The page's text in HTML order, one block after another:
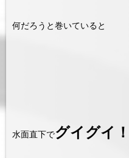
何だろうと巻いていると
水面直下でグイグイ！